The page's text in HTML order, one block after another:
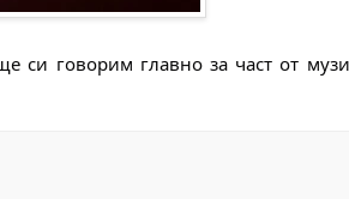
си говорим главно за част от